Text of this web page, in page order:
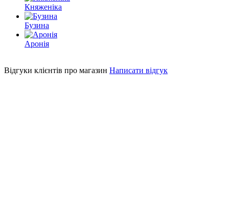
Княженіка
Бузина
Аронія
Відгуки клієнтів про магазин Написати відгук